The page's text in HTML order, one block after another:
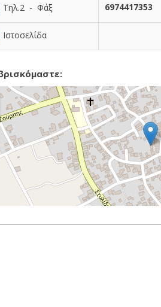
Τηλ.2 - Φάξ 6974417353
Ιστοσελίδα